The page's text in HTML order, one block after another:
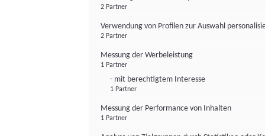
2 Partner
Verwendung von Profilen zur Auswahl
2 Partner
Messung der Werbeleistung
1 Partner
- mit berechtigtem Interesse
1 Partner
Messung der Performance von Inhalten
1 Partner